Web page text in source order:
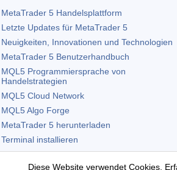
MetaTrader 5Handelsplattform
Letzte Updates für MetaTrader 5
Neuigkeiten, Innovationen und Technologien
MetaTrader 5Benutzerhandbuch
MQL5 Programmiersprache von
Handelstrategien
MQL5 Cloud Network
MQL5 Algo Forge
MetaTrader 5herunterladen
Terminal installieren
Terminal deinstallieren
Diese Website verwendet Cookies.